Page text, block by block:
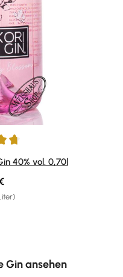
4.83 von 5 Sternen
40% vol. 0,70l
Preis:
Gin ansehen